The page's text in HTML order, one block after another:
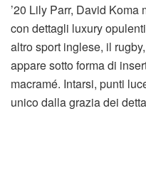
’20 Lily Parr, David
con dettagli luxury
altro sport inglese, il
appare sotto forma di
macramé. Intarsi, punti
unico dalla grazia dei